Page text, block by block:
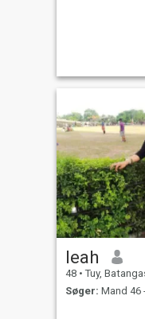
leah
48 • Tuy, Batangas,
Søger: Mand 46